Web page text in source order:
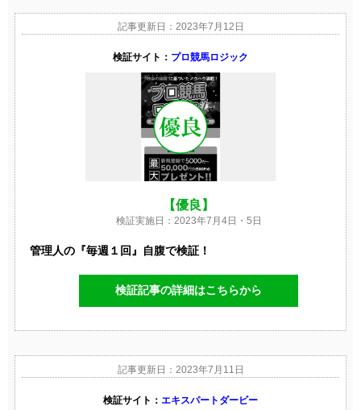
記事更新日：2023年7月12日
検証サイト： プロ競馬ロジック
【優良】
検証実施日：2023年7月4日・5日
管理人の『毎週１回』自腹で検証！
検証記事の詳細はこちらから
記事更新日：2023年7月11日
検証サイト： エキスパートダービー